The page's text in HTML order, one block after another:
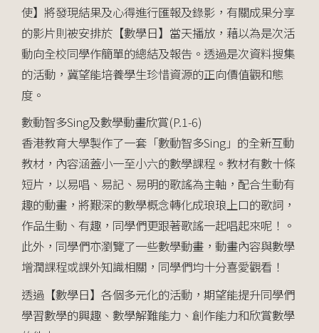
使】將發現結果及心得進行匯報及錄影，有關成果分享
的影片則被安排於【數學日】當天播放，藉以為是次活
動向全校同學作簡單的總結及報告。透過是次資料搜集
的活動，冀望能培養學生珍惜資源的正向價值觀和態
度。
數動智多Sing及數學動畫欣賞(P.1-6)
香港教育大學製作了一套「數動智多Sing」的全新互動
教材，內容涵蓋小一至小六的數學課程。教材有數十條
短片，以易唱、易記、易明的歌謠為主軸，配合生動有
趣的動畫，將艱深的數學概念轉化成琅琅上口的歌詞，
作品生動、有趣，同學們更跟著歌謠一起唱起來呢！。
此外，同學們亦瀏覽了一些數學動畫，動畫內容與數學
增潤課程或課外知識相關，同學們均十分喜愛觀看！
透過【數學日】各個多元化的活動，期望能提升同學們
學習數學的興趣、數學解難能力、創作能力和欣賞數學